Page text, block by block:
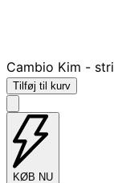
Cambio Kim -
Tilføj til kurv
KØB NU